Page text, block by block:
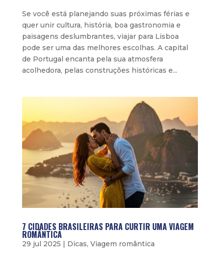
Se você está planejando suas próximas férias e
quer unir cultura, história, boa gastronomia e
paisagens deslumbrantes, viajar para Lisboa
pode ser uma das melhores escolhas. A capital
de Portugal encanta pela sua atmosfera
acolhedora, pelas construções históricas e...
7 CIDADES BRASILEIRAS PARA CURTIR UMA VIAGEM
ROMÂNTICA
29 jul 2025 | Dicas, Viagem romântica